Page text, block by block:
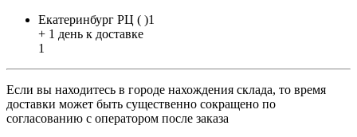
Екатеринбург РЦ ( )1
+ 1 день к доставке
1
Если вы находитесь в городе нахождения склада, то время
доставки может быть существенно сокращено по
согласованию с оператором после заказа